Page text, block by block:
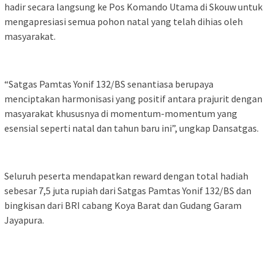
hadir secara langsung ke Pos Komando Utama di Skouw untuk
mengapresiasi semua pohon natal yang telah dihias oleh
masyarakat.
“Satgas Pamtas Yonif 132/BS senantiasa berupaya
menciptakan harmonisasi yang positif antara prajurit dengan
masyarakat khususnya di momentum-momentum yang
esensial seperti natal dan tahun baru ini”, ungkap Dansatgas.
Seluruh peserta mendapatkan reward dengan total hadiah
sebesar 7,5 juta rupiah dari Satgas Pamtas Yonif 132/BS dan
bingkisan dari BRI cabang Koya Barat dan Gudang Garam
Jayapura.